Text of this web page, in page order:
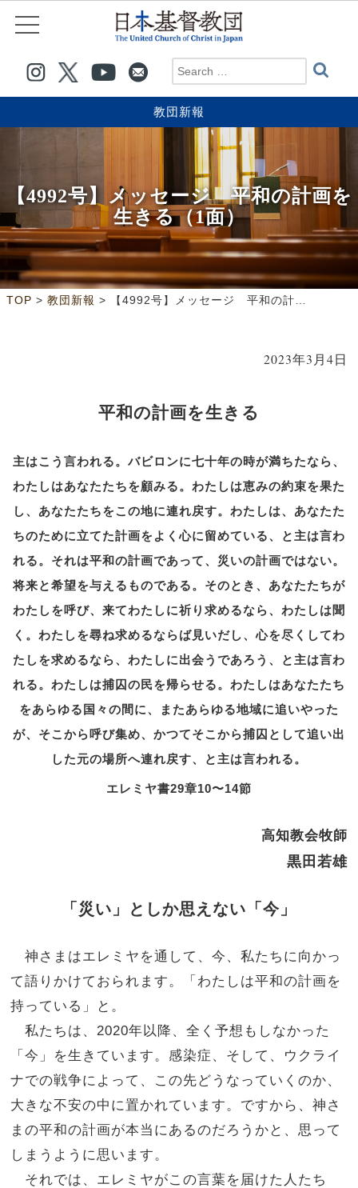
教団新報
【4992号】メッセージ 平和の計画を
生きる（1面）
TOP > 教団新報 > 【4992号】メッセージ 平和の計画を生きる（1面）
2023年3月4日
平和の計画を生きる
主はこう言われる。バビロンに七十年の時が満ちたなら、
わたしはあなたたちを顧みる。わたしは恵みの約束を果た
し、あなたたちをこの地に連れ戻す。わたしは、あなたた
ちのために立てた計画をよく心に留めている、と主は言わ
れる。それは平和の計画であって、災いの計画ではない。
将来と希望を与えるものである。そのとき、あなたたちが
わたしを呼び、来てわたしに祈り求めるなら、わたしは聞
く。わたしを尋ね求めるならば見いだし、心を尽くしてわ
たしを求めるなら、わたしに出会うであろう、と主は言わ
れる。わたしは捕囚の民を帰らせる。わたしはあなたたち
をあらゆる国々の間に、またあらゆる地域に追いやった
が、そこから呼び集め、かつてそこから捕囚として追い出
した元の場所へ連れ戻す、と主は言われる。
エレミヤ書29章10〜14節
高知教会牧師
黒田若雄
「災い」としか思えない「今」
神さまはエレミヤを通して、今、私たちに向かっ
て語りかけておられます。「わたしは平和の計画を
持っている」と。
私たちは、2020年以降、全く予想もしなかった
「今」を生きています。感染症、そして、ウクライ
ナでの戦争によって、この先どうなっていくのか、
大きな不安の中に置かれています。ですから、神さ
まの平和の計画が本当にあるのだろうかと、思って
しまうように思います。
それでは、エレミヤがこの言葉を届けた人たち